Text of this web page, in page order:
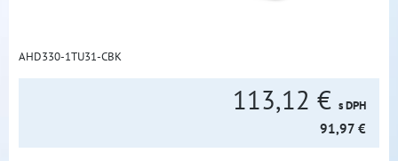
AHD330-1TU31-CBK
113,12 € s DPH
91,97 €